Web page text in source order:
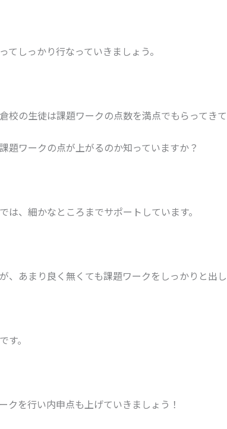
てしっかり行なっていきましょう。
校の生徒は課題ワークの点数を満点でもらってきて
題ワークの点が上がるのか知っていますか？
は、細かなところまでサポートしています。
、あまり良く無くても課題ワークをしっかりと出
す。
クを行い内申点も上げていきましょう！